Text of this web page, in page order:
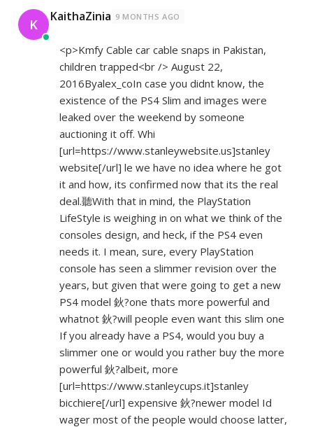
K KaithaZinia 9 MONTHS AGO
<p>Kmfy Cable car cable snaps in Pakistan,
children trapped<br /> August 22,
2016Byalex_coIn case you didnt know, the
existence of the PS4 Slim and images were
leaked over the weekend by someone
auctioning it off. Whi
[url=https://www.stanleywebsite.us]stanley
website[/url] le we have no idea where he got
it and how, its confirmed now that its the real
deal.聽With that in mind, the PlayStation
LifeStyle is weighing in on what we think of the
consoles design, and heck, if the PS4 even
needs it. I mean, sure, every PlayStation
console has seen a slimmer revision over the
years, but given that were going to get a new
PS4 model 鈥?one thats more powerful and
whatnot 鈥?will people even want this slim one
If you already have a PS4, would you buy a
slimmer one or would you rather buy the more
powerful 鈥?albeit, more
[url=https://www.stanleycups.it]stanley
bicchiere[/url] expensive 鈥?newer model Id
wager most of the people would choose latter,